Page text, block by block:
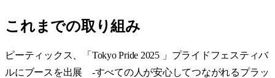
これまでの取り組み
ピーティックス、「Tokyo Pride 2025 」プライドフェスティバ
ルにブースを出展 -すべての人が安心してつながれるプラッ